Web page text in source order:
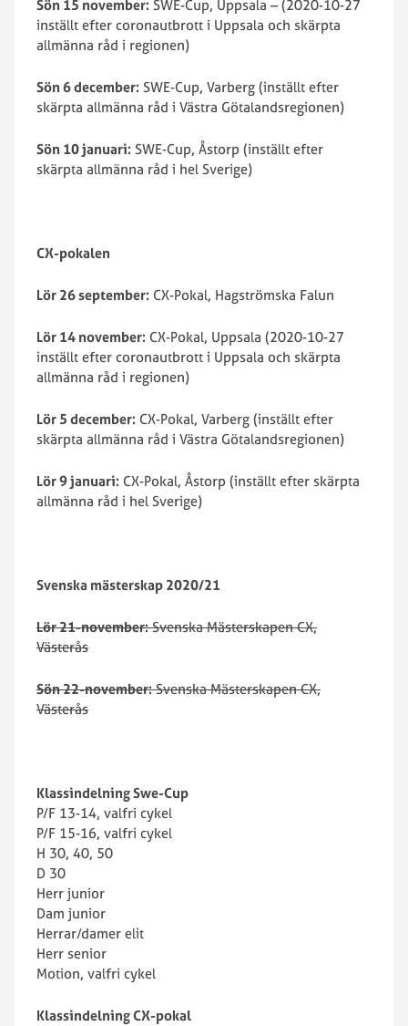
Sön 15 november: SWE-Cup, Uppsala – (2020-10-27
inställt efter coronautbrott i Uppsala och skärpta
allmänna råd i regionen)
Sön 6 december: SWE-Cup, Varberg (inställt efter
skärpta allmänna råd i Västra Götalandsregionen)
Sön 10 januari: SWE-Cup, Åstorp (inställt efter
skärpta allmänna råd i hel Sverige)
CX-pokalen
Lör 26 september: CX-Pokal, Hagströmska Falun
Lör 14 november: CX-Pokal, Uppsala (2020-10-27
inställt efter coronautbrott i Uppsala och skärpta
allmänna råd i regionen)
Lör 5 december: CX-Pokal, Varberg (inställt efter
skärpta allmänna råd i Västra Götalandsregionen)
Lör 9 januari: CX-Pokal, Åstorp (inställt efter skärpta
allmänna råd i hel Sverige)
Svenska mästerskap 2020/21
Lör 21-november:Svenska Mästerskapen CX,
Västerås
Sön 22-november:Svenska Mästerskapen CX,
Västerås
Klassindelning Swe-Cup
P/F 13-14, valfri cykel
P/F 15-16, valfri cykel
H 30, 40, 50
D 30
Herr junior
Dam junior
Herrar/damer elit
Herr senior
Motion, valfri cykel
Klassindelning CX-pokal